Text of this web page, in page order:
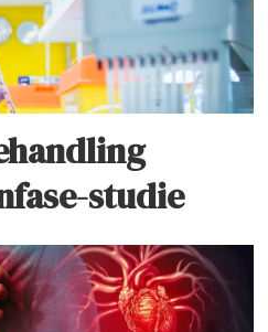
studie